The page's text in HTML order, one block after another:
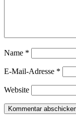
Name *
E-Mail-Adresse *
Website